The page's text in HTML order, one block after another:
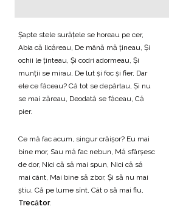
Șapte stele surățele se horeau pe cer,
Abia că licăreau, De mână mă țineau, Și
ochii le ținteau, Și codri adormeau, Și
munții se mirau, De lut și foc și fier, Dar
ele ce făceau? Că tot se depărtau, Și nu
se mai zăreau, Deodată se făceau, Că
pier.
Ce mă fac acum, singur crăișor? Eu mai
bine mor, Sau mă fac nebun, Mă sfârșesc
de dor, Nici că să mai spun, Nici că să
mai cânt, Mai bine să zbor, Și să nu mai
știu, Că pe lume sînt, Cât o să mai fiu,
Trecător.